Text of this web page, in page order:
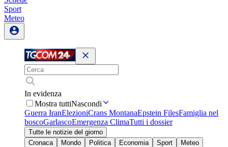
Sport
Meteo
In evidenza
Mostra tuttiNascondi
Guerra IranElezioniCrans MontanaEpstein FilesFamiglia nel
boscoGarlascoEmergenza ClimaTutti i dossier
Tutte le notizie del giorno
Cronaca
Mondo Politica Economia Sport
Meteo